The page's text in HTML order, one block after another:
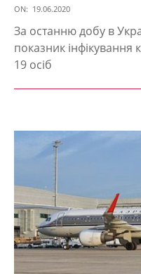
2020-
06-
ON: 19.06.2020
За останню добу в
показник інфікування
19 осіб